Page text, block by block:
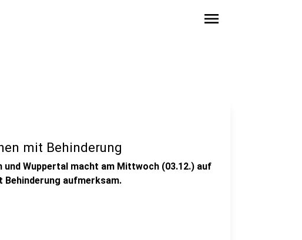
menu
mit Behinderung
Wuppertal macht am Mittwoch (03.12.) auf
Behinderung aufmerksam.